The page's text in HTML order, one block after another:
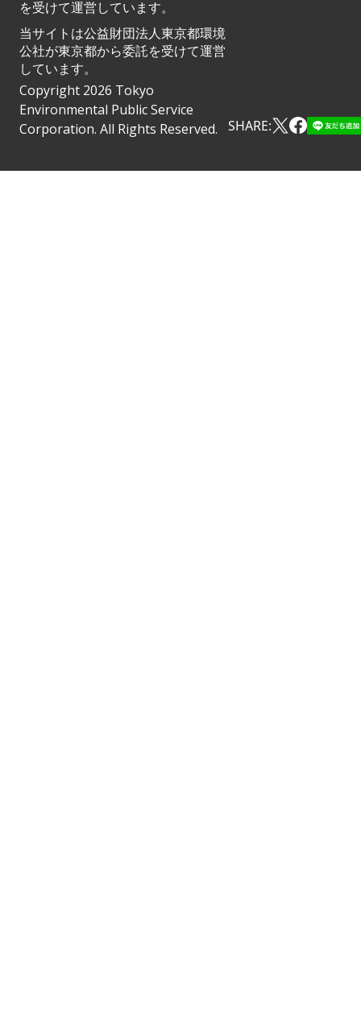
を受けて運営しています。
当サイトは公益財団法人東京都環境
公社が東京都から委託を受けて運営
しています。
Copyright 2026 Tokyo
Environmental Public Service
Corporation. All Rights Reserved.
SHARE: